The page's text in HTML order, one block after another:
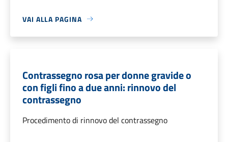
VAI ALLA PAGINA
Contrassegno rosa per donne gravide o
con figli fino a due anni: rinnovo del
contrassegno
Procedimento di rinnovo del contrassegno